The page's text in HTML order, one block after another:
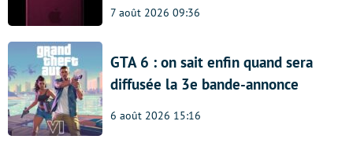
7 août 2026 09:36
GTA 6 : on sait enfin quand sera
diffusée la 3e bande-annonce
6 août 2026 15:16